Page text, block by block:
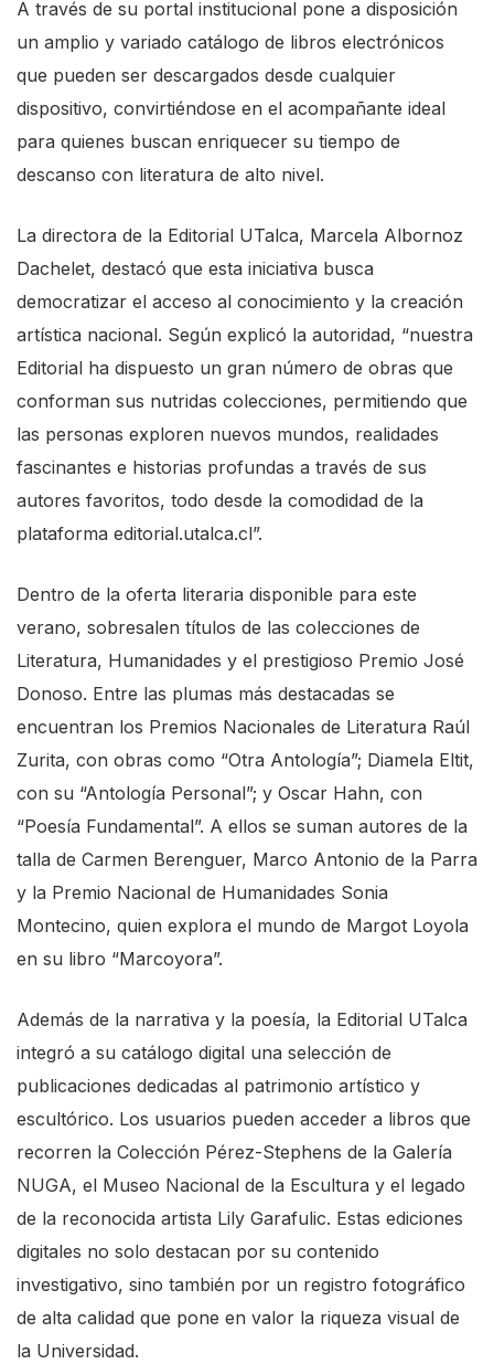
A través de su portal institucional pone a disposición
un amplio y variado catálogo de libros electrónicos
que pueden ser descargados desde cualquier
dispositivo, convirtiéndose en el acompañante ideal
para quienes buscan enriquecer su tiempo de
descanso con literatura de alto nivel.
La directora de la Editorial UTalca, Marcela Albornoz
Dachelet, destacó que esta iniciativa busca
democratizar el acceso al conocimiento y la creación
artística nacional. Según explicó la autoridad, “nuestra
Editorial ha dispuesto un gran número de obras que
conforman sus nutridas colecciones, permitiendo que
las personas exploren nuevos mundos, realidades
fascinantes e historias profundas a través de sus
autores favoritos, todo desde la comodidad de la
plataforma editorial.utalca.cl”.
Dentro de la oferta literaria disponible para este
verano, sobresalen títulos de las colecciones de
Literatura, Humanidades y el prestigioso Premio José
Donoso. Entre las plumas más destacadas se
encuentran los Premios Nacionales de Literatura Raúl
Zurita, con obras como “Otra Antología”; Diamela Eltit,
con su “Antología Personal”; y Oscar Hahn, con
“Poesía Fundamental”. A ellos se suman autores de la
talla de Carmen Berenguer, Marco Antonio de la Parra
y la Premio Nacional de Humanidades Sonia
Montecino, quien explora el mundo de Margot Loyola
en su libro “Marcoyora”.
Además de la narrativa y la poesía, la Editorial UTalca
integró a su catálogo digital una selección de
publicaciones dedicadas al patrimonio artístico y
escultórico. Los usuarios pueden acceder a libros que
recorren la Colección Pérez-Stephens de la Galería
NUGA, el Museo Nacional de la Escultura y el legado
de la reconocida artista Lily Garafulic. Estas ediciones
digitales no solo destacan por su contenido
investigativo, sino también por un registro fotográfico
de alta calidad que pone en valor la riqueza visual de
la Universidad.